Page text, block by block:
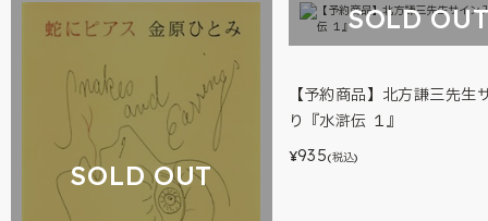
SOLD OUT
SOLD
【予約商品】北方謙三先生
り『水滸伝 １』
¥935(税込)